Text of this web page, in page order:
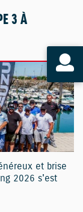
3 À
et brise
2026 s'est